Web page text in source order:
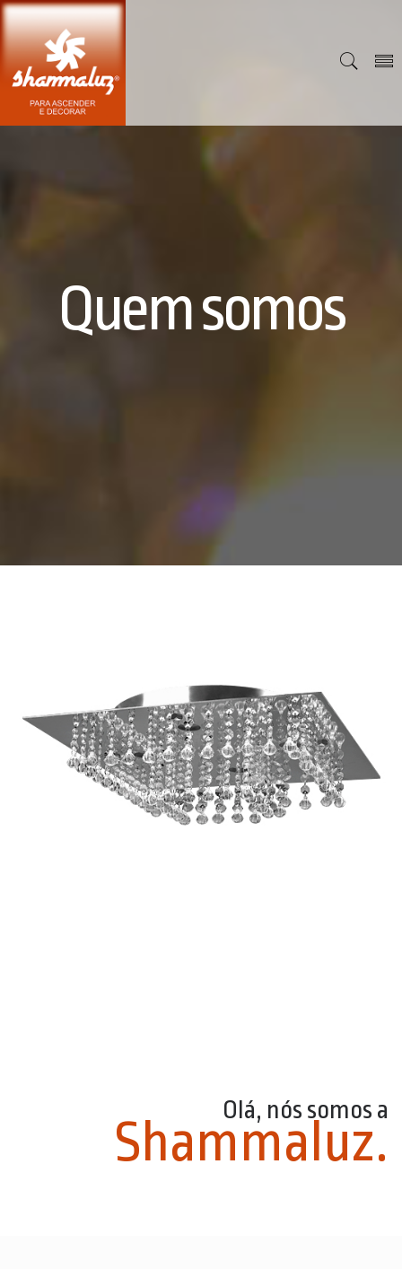
Quem somos
Olá, nós somos a
Shammaluz.